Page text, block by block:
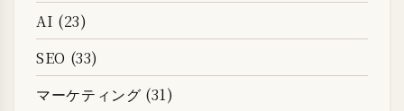
AI (23)
SEO (33)
マーケティング (31)